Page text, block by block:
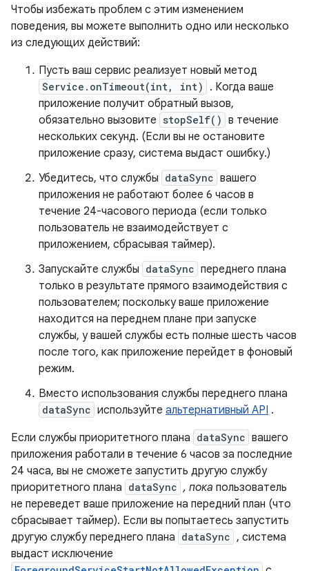
Чтобы избежать проблем с этим изменением
поведения, вы можете выполнить одно или несколько
из следующих действий:
Пусть ваш сервис реализует новый метод
Service.onTimeout(int, int)
. Когда ваше
приложение получит обратный вызов,
обязательно вызовите stopSelf() в течение
нескольких секунд. (Если вы не остановите
приложение сразу, система выдаст ошибку.)
Убедитесь, что службы dataSync вашего
приложения не работают более 6 часов в
течение 24-часового периода (если только
пользователь не взаимодействует с
приложением, сбрасывая таймер).
Запускайте службы dataSync переднего плана
только в результате прямого взаимодействия с
пользователем; поскольку ваше приложение
находится на переднем плане при запуске
службы, у вашей службы есть полные шесть часов
после того, как приложение перейдет в фоновый
режим.
Вместо использования службы переднего плана
dataSync используйте альтернативный API .
Если службы приоритетного плана dataSync вашего
приложения работали в течение 6 часов за последние
24 часа, вы не сможете запустить другую службу
приоритетного плана dataSync , пока пользователь
не переведет ваше приложение на передний план (что
сбрасывает таймер). Если вы попытаетесь запустить
другую службу переднего плана dataSync , система
выдаст исключение